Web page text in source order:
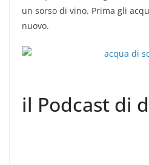
un sorso di vino. Prima gli
nuovo.
il Podcast di